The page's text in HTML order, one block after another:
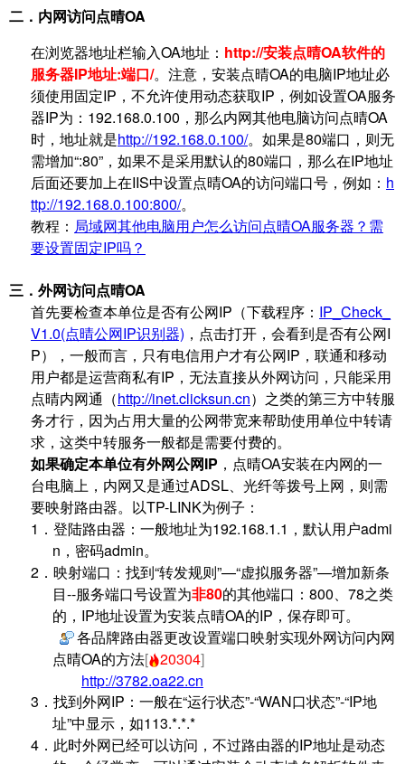
二． 内网访问点晴OA
在浏览器地址栏输入OA地址： http://安装点晴OA软件的
服务器IP地址:端口/。注意，安装点晴OA的电脑IP地址必
须使用固定IP，不允许使用动态获取IP，例如设置OA服务
器IP为： 192.168.0.100 ，那么内网其他电脑访问点晴OA
时，地址就是http://192.168.0.100/。 如果是80端口，则无
需增加“:80”，如果不是采用默认的80端口，那么在IP地址
后面还要加上在IIS中设置点晴OA的访问端口号，例如： h
ttp://192.168.0.100:800/。
教程： 局域网其他电脑用户怎么访问点晴OA服务器？需
要设置固定IP吗？
三． 外网访问点晴OA
首先要检查本单位是否有公网IP（下载程序： IP_Check_
V1.0(点晴公网IP识别器) ，点击打开，会看到是否有公网I
P），一般而言，只有电信用户才有公网IP，联通和移动
用户都是运营商私有IP，无法直接从外网访问，只能采用
点晴内网通（http://inet.clicksun.cn）之类的第三方中转服
务才行，因为占用大量的公网带宽来帮助使用单位中转请
求，这类中转服务一般都是需要付费的。
如果确定本单位有外网公网IP ，点晴OA安装在内网的一
台电脑上，内网又是通过ADSL、光纤等拨号上网，则需
要映射路由器。以TP-LINK为例子：
1． 登陆路由器：一般地址为192.168.1.1 ，默认用户admi
n ，密码admin。
2． 映射端口：找到“转发规则”—“虚拟服务器”—增加新条
目--服务端口号设置为非80的其他端口：800、78之类
的 ， IP地址设置为安装点晴OA的IP ，保存即可。
各品牌路由器更改设置端口映射实现外网访问内网
点晴OA的方法[ 20304]
http://3782.oa22.cn
3． 找到外网IP ：一般在“运行状态”-“WAN口状态”-“IP地
址”中显示，如113.*.*.*
4． 此时外网已经可以访问，不过路由器的IP地址是动态